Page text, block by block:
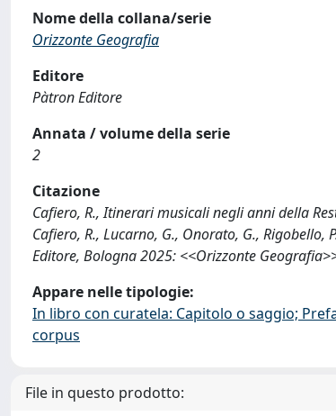
Nome della collana/serie
Orizzonte Geografia
Editore
Pàtron Editore
Annata / volume della serie
2
Citazione
Cafiero, R., Itinerari musicali negli anni della
Cafiero, R., Lucarno, G., Onorato, G.,
Editore, Bologna 2025: <<Orizzonte
Appare nelle tipologie:
In libro con curatela: Capitolo o saggio;
corpus
File in questo prodotto: